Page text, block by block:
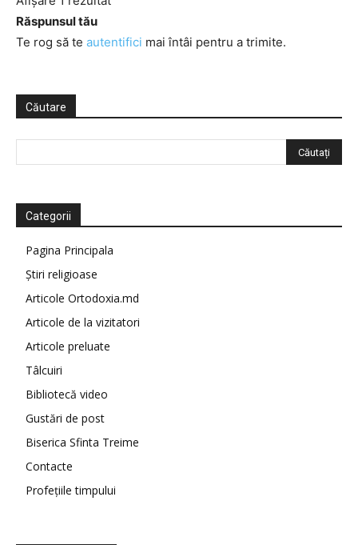
Răspunsul tău
Te rog să te autentifici mai întâi pentru a trimite.
Căutare
Categorii
Pagina Principala
Știri religioase
Articole Ortodoxia.md
Articole de la vizitatori
Articole preluate
Tâlcuiri
Bibliotecă video
Gustări de post
Biserica Sfinta Treime
Contacte
Profețiile timpului